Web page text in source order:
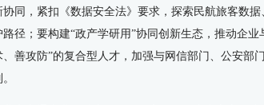
同，紧扣《数据安全法》要求，探索民航旅客数
径；要构建“政产学研用”协同创新生态，推动企
、善攻防”的复合型人才，加强与网信部门、公安部